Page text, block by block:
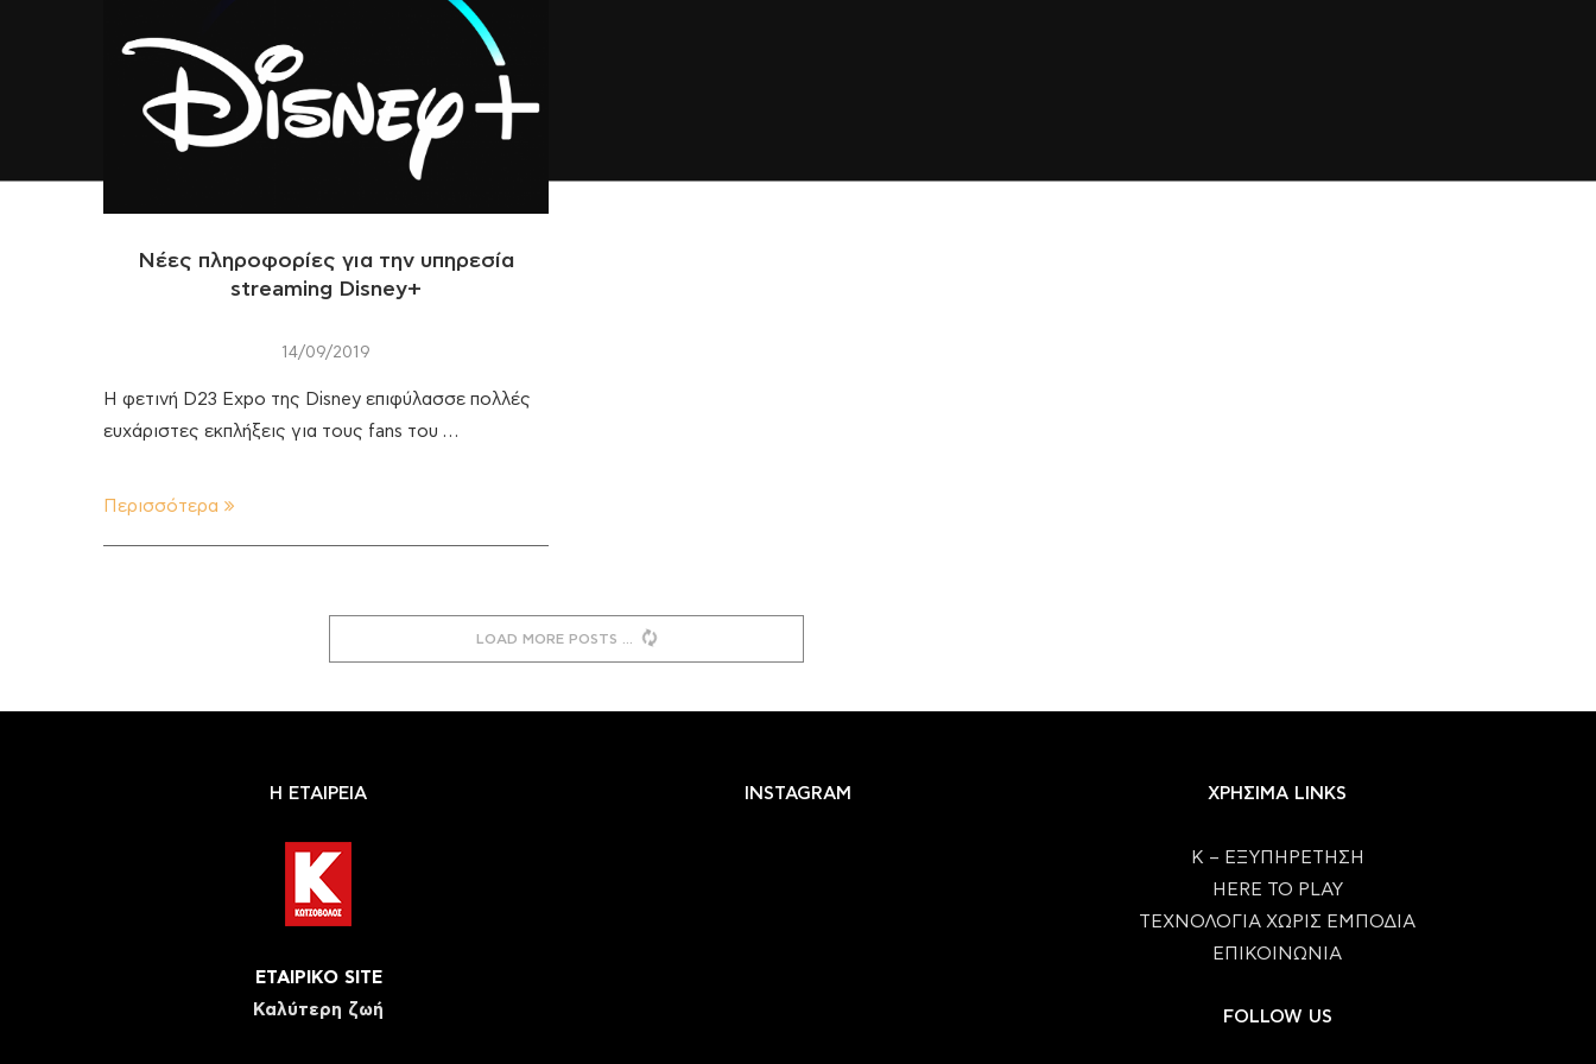
Νέες πληροφορίες για την υπηρεσία
streaming Disney+
14/09/2019
Η φετινή D23 Expo της Disney επιφύλασσε πολλές
ευχάριστες εκπλήξεις για τους fans του …
Περισσότερα
LOAD MORE POSTS
Η ΕΤΑΙΡΕΙΑ
ΕΤΑΙΡΙΚΟ SITE
Καλύτερη ζωή
INSTAGRAM ΧΡΗΣΙΜΑ LINKS
Κ – ΕΞΥΠΗΡΕΤΗΣΗ
HERE TO PLAY
ΤΕΧΝΟΛΟΓΙΑ ΧΩΡΙΣ ΕΜΠΟΔΙΑ
ΕΠΙΚΟΙΝΩΝΙΑ
FOLLOW US